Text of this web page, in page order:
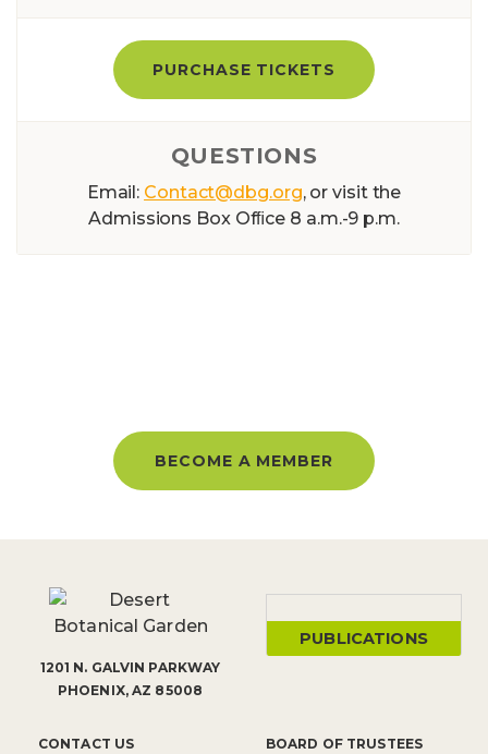
PURCHASE TICKETS
QUESTIONS
Email: Contact@dbg.org, or visit the
Admissions Box Ofﬁce 8 a.m.-9 p.m.
BECOME A MEMBER
1201 N. GALVIN PARKWAY
PHOENIX, AZ 85008
CONTACT US BOARD OF TRUSTEES
PUBLICATIONS